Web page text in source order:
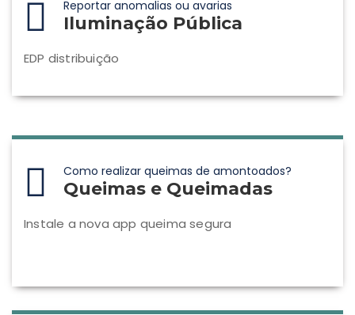
Reportar anomalias ou avarias
Iluminação Pública
EDP distribuição
Como realizar queimas de amontoados?
Queimas e Queimadas
Instale a nova app queima segura